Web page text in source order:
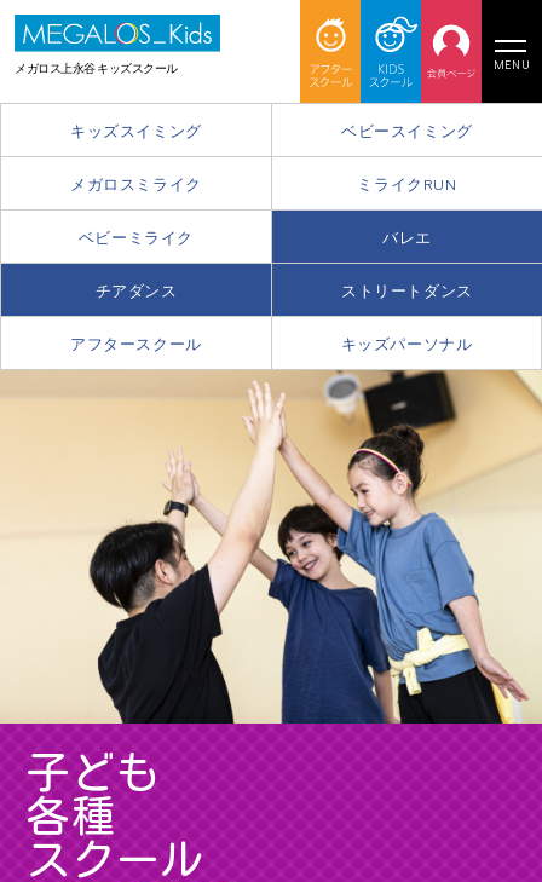
メガロス上永谷 キッズスクール MENU
キッズスイミング ベビースイミング
メガロスミライク ミライクRUN
ベビーミライク バレエ
チアダンス ストリートダンス
アフタースクール キッズパーソナル
子ども
各種
スクール